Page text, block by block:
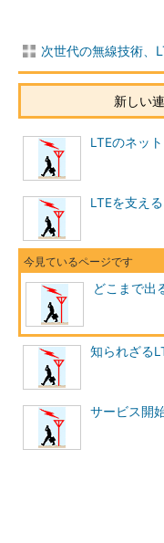
次世代の無線技術、
新しい
LTEのネッ
LTEを支え
どこまで出
知られざる
サービス開